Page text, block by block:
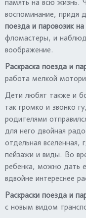
память на всю жизнь.
воспоминание, придя
поезда и паровозик
фломастеры, и
воображение.
Раскраска поезда и
работа мелкой
Дети любят также и
так громко и звонко
родителями
для него двойная
отдельная вселенная,
пейзажи и виды. Во
ребенка, можно дать
вдвойне интереснее
Раскраски поезда и
с новым видом